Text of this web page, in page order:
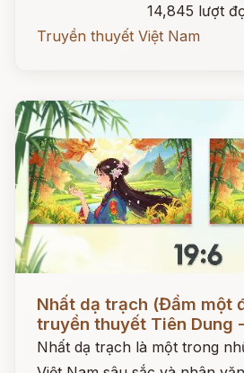
14,845 lượt
Truyền thuyết Việt Nam
Đọc ngay
Nhất dạ trạch (Đầm một
truyền thuyết Tiên Dung
Nhất dạ trạch là một trong